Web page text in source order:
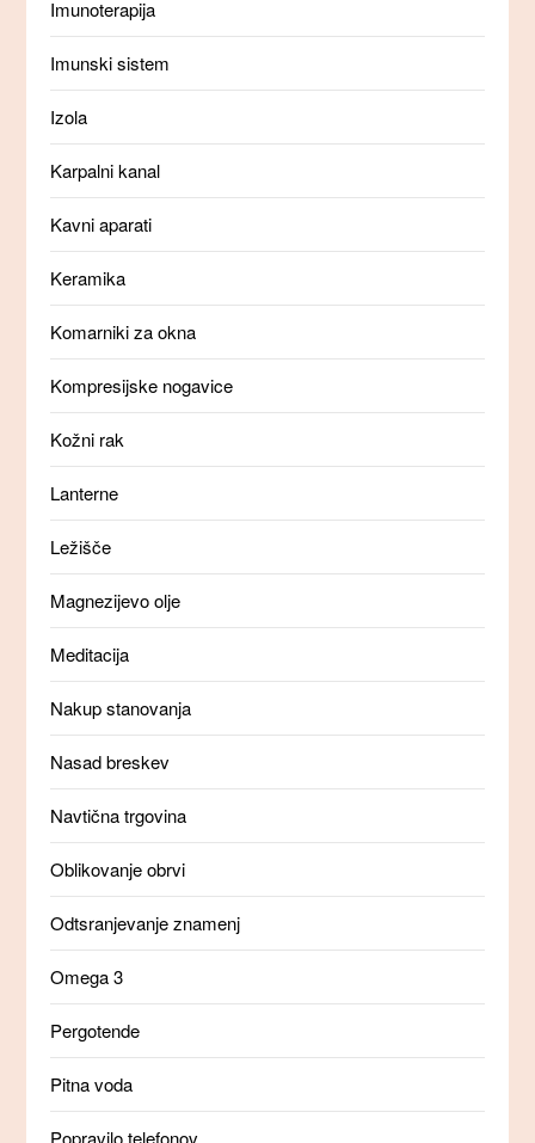
Imunoterapija
Imunski sistem
Izola
Karpalni kanal
Kavni aparati
Keramika
Komarniki za okna
Kompresijske nogavice
Kožni rak
Lanterne
Ležišče
Magnezijevo olje
Meditacija
Nakup stanovanja
Nasad breskev
Navtična trgovina
Oblikovanje obrvi
Odtsranjevanje znamenj
Omega 3
Pergotende
Pitna voda